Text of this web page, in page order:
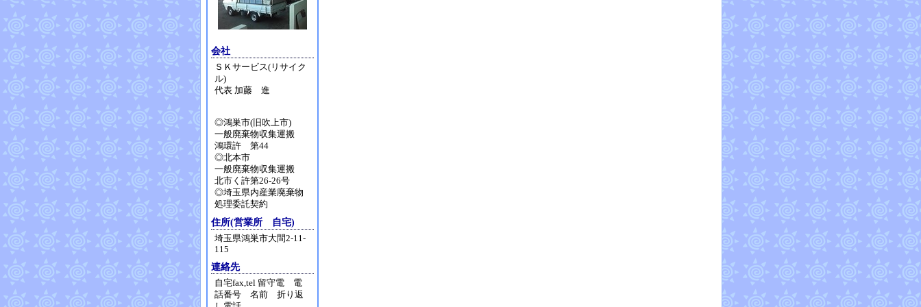
会社
ＳＫサービス(リサイク
ル)
代表 加藤 進
◎鴻巣市(旧吹上市)
一般廃棄物収集運搬
鴻環許 第44
◎北本市
一般廃棄物収集運搬
北市く許第26-26号
◎埼玉県内産業廃棄物
処理委託契約
住所(営業所 自宅)
埼玉県鴻巣市大間2-11-
115
連絡先
自宅fax,tel 留守電 電
話番号 名前 折り返